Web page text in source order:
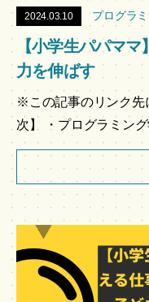
2024.03.10 プログラ
【小学生パパマ
力を伸ばす
※この記事のリンク先
次】 ・プログラミン